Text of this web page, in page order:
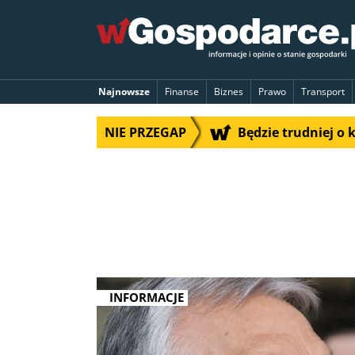
Najnowsze Finanse Biznes Prawo Transport
NIE PRZEGAP Będzie trudniej o
INFORMACJE